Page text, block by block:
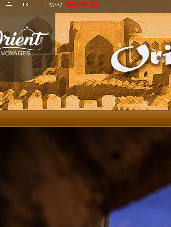
: 20:41 COVID-19